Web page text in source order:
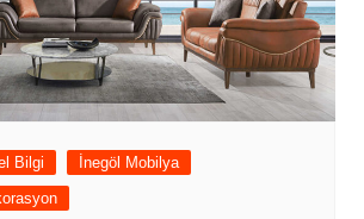
Bilgi
İnegöl Mobilya